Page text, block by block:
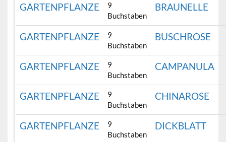
GARTENPFLANZE
9
Buchstaben
BRAUNELLE
GARTENPFLANZE
9
Buchstaben
BUSCHROSE
GARTENPFLANZE
9
Buchstaben
CAMPANULA
GARTENPFLANZE
9
Buchstaben
CHINAROSE
GARTENPFLANZE
9
Buchstaben
DICKBLATT